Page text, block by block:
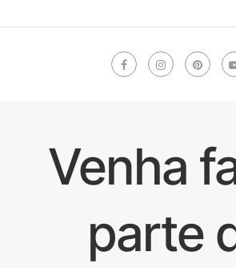
Venha
parte